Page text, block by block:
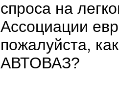
спроса на
Ассоциации
пожалуйста,
АВТОВАЗ?